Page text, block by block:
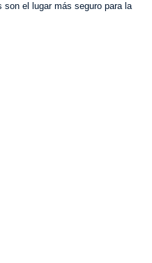
el lugar más seguro para la